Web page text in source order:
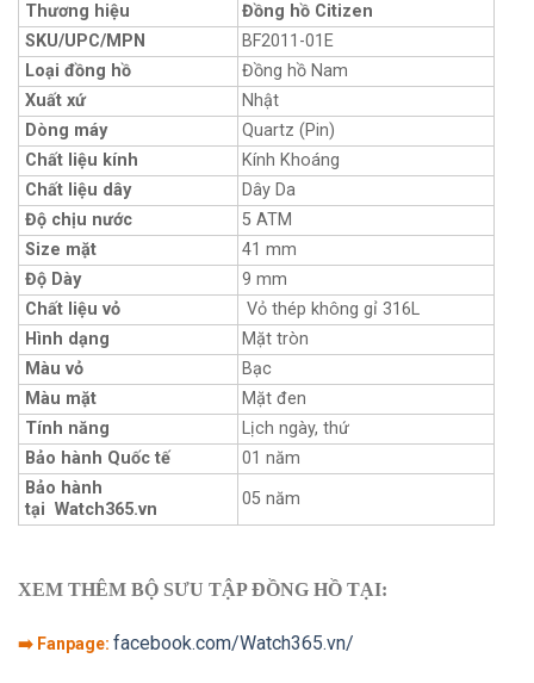
Thương hiệu
Đồng hồ Citizen
SKU/UPC/MPN
BF2011-01E
Loại đồng hồ
Đồng hồ Nam
Xuất xứ
Nhật
Dòng máy
Quartz (Pin)
Chất liệu kính
Kính Khoáng
Chất liệu dây
Dây Da
Độ chịu nước
5 ATM
Size mặt
41 mm
Độ Dày
9 mm
Chất liệu vỏ
Vỏ thép không gỉ 316L
Hình dạng
Mặt tròn
Màu vỏ
Bạc
Màu mặt
Mặt đen
Tính năng
Lịch ngày, thứ
Bảo hành Quốc tế
01 năm
Bảo hành
tại Watch365.vn
05 năm
XEM THÊM BỘ SƯU TẬP ĐỒNG HỒ TẠI:
➡️ Fanpage: facebook.com/Watch365.vn/